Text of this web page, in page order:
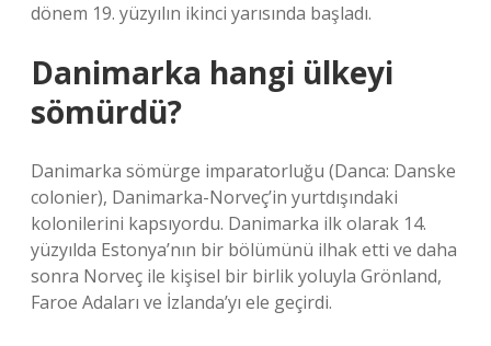
dönem 19. yüzyılın ikinci yarısında başladı.
Danimarka hangi ülkeyi
sömürdü?
Danimarka sömürge imparatorluğu (Danca: Danske
colonier), Danimarka-Norveç’in yurtdışındaki
kolonilerini kapsıyordu. Danimarka ilk olarak 14.
yüzyılda Estonya’nın bir bölümünü ilhak etti ve daha
sonra Norveç ile kişisel bir birlik yoluyla Grönland,
Faroe Adaları ve İzlanda’yı ele geçirdi.